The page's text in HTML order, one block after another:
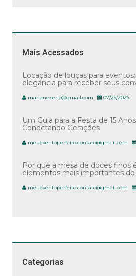
Mais Acessados
Locação de louças para
elegância para receber seus
mariane.serlo@gmail.com 07/29/2026
Um Guia para a Festa de 15
Conectando Gerações
meueventoperfeito.contato@gmail.com
Por que a mesa de doces finos
elementos mais importantes
meueventoperfeito.contato@gmail.com
Categorias